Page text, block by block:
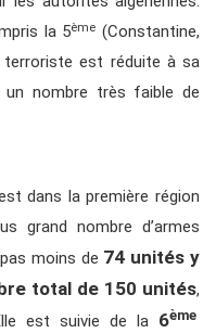
la 5ème (Constantine,
terroriste est réduite à sa
un nombre très faible de
dans la première région
grand nombre d’armes
moins de 74 unités y
total de 150 unités,
est suivie de la 6ème